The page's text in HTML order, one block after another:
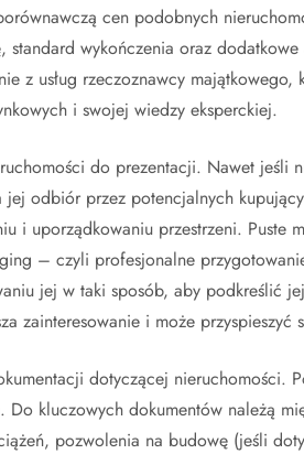
cen podobnych
wykończenia oraz
z usług rzeczoznawcy
i swojej wiedzy eksperckiej.
do prezentacji. Nawet jeśli
odbiór przez potencjalnych
i uporządkowaniu przestrzeni. Puste
– czyli profesjonalne
jej w taki sposób, aby podkreślić
zainteresowanie i może przyspieszyć
dotyczącej nieruchomości.
kluczowych dokumentów należą
pozwolenia na budowę (jeśli